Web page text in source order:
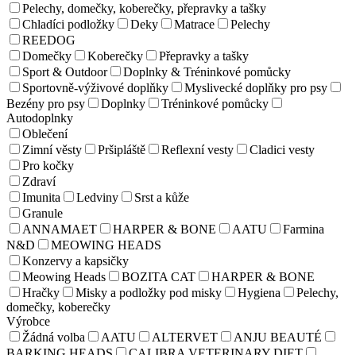
Pelechy, domečky, koberečky, přepravky a tašky
Chladíci podložky
Deky Matrace
Pelechy
REEDOG
Domečky
Koberečky
Přepravky a tašky
Sport & Outdoor
Doplnky & Tréninkové pomůcky
Sportovně-výživové doplňky
Myslivecké doplňky pro psy
Bezény pro psy
Doplnky
Tréninkové pomůcky
Autodoplnky
Oblečení
Zimní věsty
Pršipláště Reflexní vesty
Cladici vesty
Pro kočky
Zdraví
Imunita
Ledviny
Srst a kůže
Granule
ANNAMAET
HARPER & BONE AATU
Farmina
N&D
MEOWING HEADS
Konzervy a kapsičky
Meowing Heads
BOZITA CAT
HARPER & BONE
Hračky
Misky a podložky pod misky Hygiena
Pelechy,
domečky, koberečky
Výrobce
Žádná volba
AATU ALTERVET
ANJU BEAUTÉ